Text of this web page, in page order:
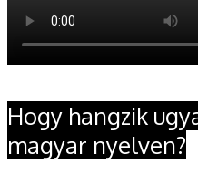
Hogy hangzik
magyar nyelven?